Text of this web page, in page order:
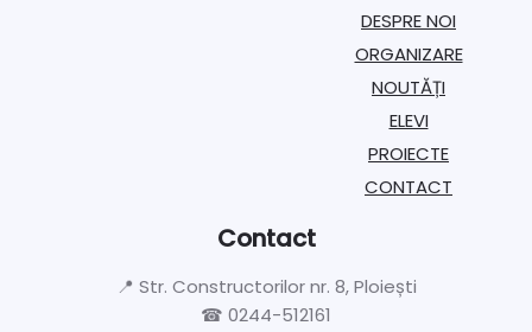
DESPRE NOI
ORGANIZARE​
NOUTĂȚI
ELEVI
PROIECTE​
CONTACT
Contact
📍 Str. Constructorilor nr. 8, Ploiești
☎ 0244-512161